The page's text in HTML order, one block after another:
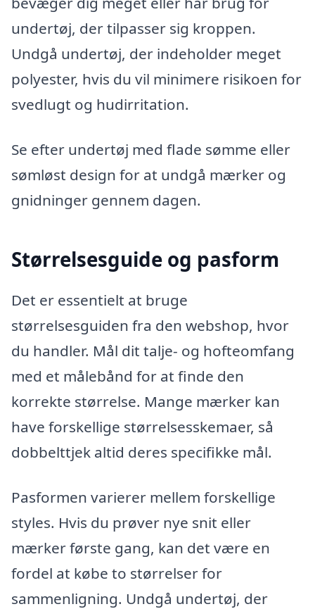
undertøj, der tilpasser sig kroppen.
Undgå undertøj, der indeholder meget
polyester, hvis du vil minimere risikoen for
svedlugt og hudirritation.
Se efter undertøj med flade sømme eller
sømløst design for at undgå mærker og
gnidninger gennem dagen.
Størrelsesguide og pasform
Det er essentielt at bruge
størrelsesguiden fra den webshop, hvor
du handler. Mål dit talje- og hofteomfang
med et målebånd for at finde den
korrekte størrelse. Mange mærker kan
have forskellige størrelsesskemaer, så
dobbelttjek altid deres specifikke mål.
Pasformen varierer mellem forskellige
styles. Hvis du prøver nye snit eller
mærker første gang, kan det være en
fordel at købe to størrelser for
sammenligning. Undgå undertøj, der